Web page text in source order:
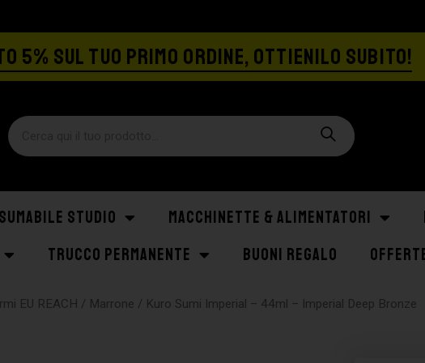
5% SUL TUO PRIMO ORDINE, OTTIENILO SUBITO!
STUDIO MACCHINETTE & ALIMENTATORI
TRUCCO PERMANENTE
BUONI REGALO
EU REACH / Marrone / Kuro Sumi Imperial – 44ml – Imperial Deep Bronze